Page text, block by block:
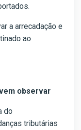
a arrecadação e
ao
observar
do
tributárias